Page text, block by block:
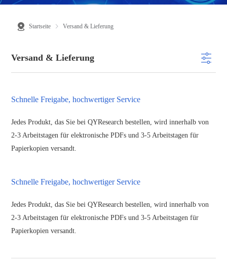
Startseite Versand & Lieferung
Versand & Lieferung
Schnelle Freigabe, hochwertiger Service
Jedes Produkt, das Sie bei QYResearch bestellen, wird innerhalb von
2-3 Arbeitstagen für elektronische PDFs und 3-5 Arbeitstagen für
Papierkopien versandt.
Schnelle Freigabe, hochwertiger Service
Jedes Produkt, das Sie bei QYResearch bestellen, wird innerhalb von
2-3 Arbeitstagen für elektronische PDFs und 3-5 Arbeitstagen für
Papierkopien versandt.